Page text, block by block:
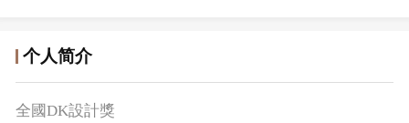
个人简介
全國DK設計獎